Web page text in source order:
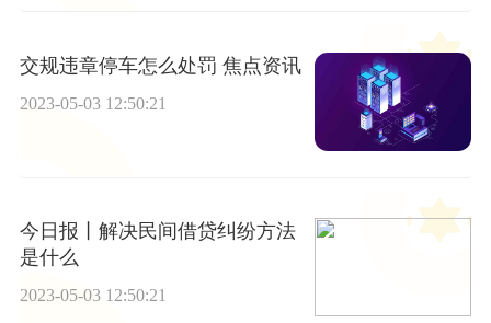
交规违章停车怎么处罚 焦点资讯
2023-05-03 12:50:21
今日报丨解决民间借贷纠纷方法
是什么
2023-05-03 12:50:21